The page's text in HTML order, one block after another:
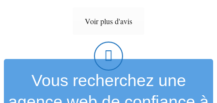
Voir plus d'avis
Vous recherchez une